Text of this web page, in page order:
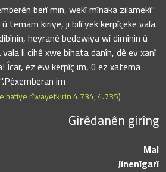
berî min, wekî mînaka zilamekî
temam kiriye, ji bilî yek kerpîçeke vala.
heyranê bedewiya wî dimînin û
li cihê xwe bihata danîn, dê ev xanî
Îcar, ez ew kerpîç im, û ez xatema
Pêxemberan im."
(Ji aliyê Buxarî ve hatiye rîwayetkirin 4.734, 4.735)
Girêdanên girîng
Mal
Jînenîgarî